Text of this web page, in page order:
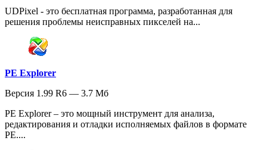
UDPixel - это бесплатная программа, разработанная для
решения проблемы неисправных пикселей на...
PE Explorer
Версия 1.99 R6 — 3.7 Мб
PE Explorer – это мощный инструмент для анализа,
редактирования и отладки исполняемых файлов в формате
PE....